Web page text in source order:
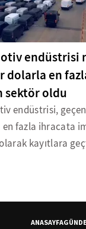
endüstrisi
dolarla en
sektör oldu
endüstrisi,
fazla ihracata
ANASAYFA